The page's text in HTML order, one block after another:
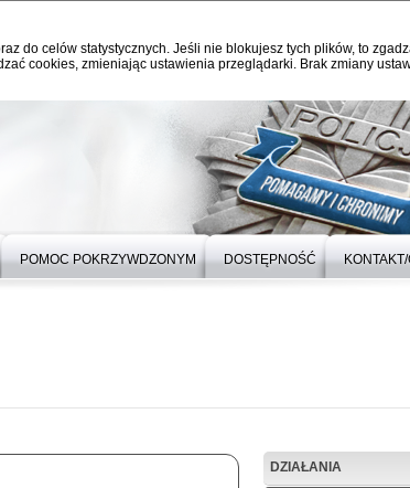
do celów statystycznych. Jeśli nie blokujesz tych plików, to
cookies, zmieniając ustawienia przeglądarki. Brak zmiany
POMOC POKRZYWDZONYM DOSTĘPNOŚĆ
DZIAŁANIA